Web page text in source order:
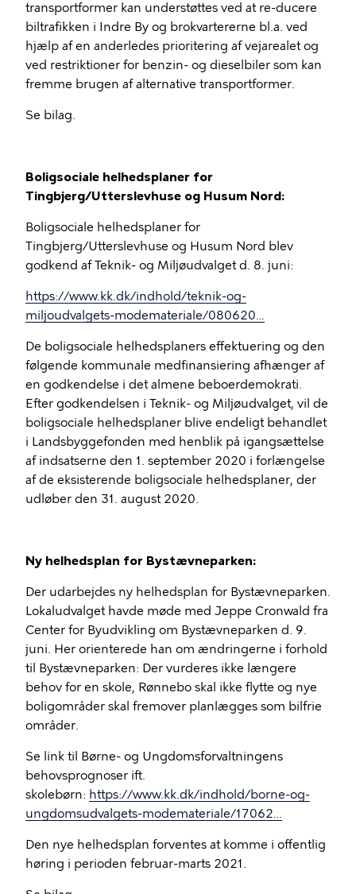
transportformer kan understøttes ved at re-ducere
biltrafikken i Indre By og brokvartererne bl.a. ved
hjælp af en anderledes prioritering af vejarealet og
ved restriktioner for benzin- og dieselbiler som kan
fremme brugen af alternative transportformer.
Se bilag.
Boligsociale helhedsplaner for
Tingbjerg/Utterslevhuse og Husum Nord:
Boligsociale helhedsplaner for
Tingbjerg/Utterslevhuse og Husum Nord blev
godkend af Teknik- og Miljøudvalget d. 8. juni:
https://www.kk.dk/indhold/teknik-og-
miljoudvalgets-modemateriale/080620…
De boligsociale helhedsplaners effektuering og den
følgende kommunale medfinansiering afhænger af
en godkendelse i det almene beboerdemokrati.
Efter godkendelsen i Teknik- og Miljøudvalget, vil de
boligsociale helhedsplaner blive endeligt behandlet
i Landsbyggefonden med henblik på igangsættelse
af indsatserne den 1. september 2020 i forlængelse
af de eksisterende boligsociale helhedsplaner, der
udløber den 31. august 2020.
Ny helhedsplan for Bystævneparken:
Der udarbejdes ny helhedsplan for Bystævneparken.
Lokaludvalget havde møde med Jeppe Cronwald fra
Center for Byudvikling om Bystævneparken d. 9.
juni. Her orienterede han om ændringerne i forhold
til Bystævneparken: Der vurderes ikke længere
behov for en skole, Rønnebo skal ikke flytte og nye
boligområder skal fremover planlægges som bilfrie
områder.
Se link til Børne- og Ungdomsforvaltningens
behovsprognoser ift.
skolebørn: https://www.kk.dk/indhold/borne-og-
ungdomsudvalgets-modemateriale/17062…
Den nye helhedsplan forventes at komme i offentlig
høring i perioden februar-marts 2021.